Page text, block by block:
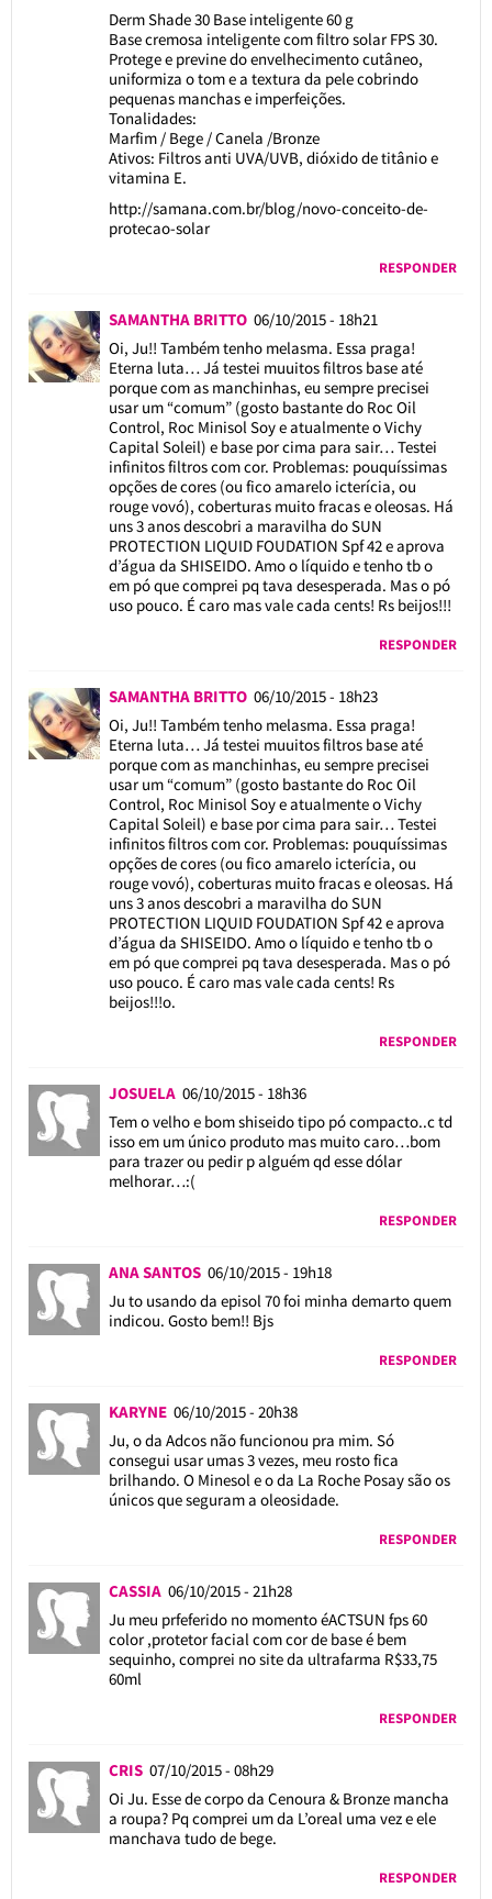
Derm Shade 30 Base inteligente 60 g
Base cremosa inteligente com filtro solar FPS 30.
Protege e previne do envelhecimento cutâneo,
uniformiza o tom e a textura da pele cobrindo
pequenas manchas e imperfeições.
Tonalidades:
Marfim / Bege / Canela /Bronze
Ativos: Filtros anti UVA/UVB, dióxido de titânio e
vitamina E.
http://samana.com.br/blog/novo-conceito-de-
protecao-solar
RESPONDER
SAMANTHA BRITTO 06/10/2015 - 18h21
Oi, Ju!! Também tenho melasma. Essa praga!
Eterna luta… Já testei muuitos filtros base até
porque com as manchinhas, eu sempre precisei
usar um “comum” (gosto bastante do Roc Oil
Control, Roc Minisol Soy e atualmente o Vichy
Capital Soleil) e base por cima para sair… Testei
infinitos filtros com cor. Problemas: pouquíssimas
opções de cores (ou fico amarelo icterícia, ou
rouge vovó), coberturas muito fracas e oleosas. Há
uns 3 anos descobri a maravilha do SUN
PROTECTION LIQUID FOUDATION Spf 42 e aprova
d’água da SHISEIDO. Amo o líquido e tenho tb o
em pó que comprei pq tava desesperada. Mas o pó
uso pouco. É caro mas vale cada cents! Rs beijos!!!
RESPONDER
SAMANTHA BRITTO 06/10/2015 - 18h23
Oi, Ju!! Também tenho melasma. Essa praga!
Eterna luta… Já testei muuitos filtros base até
porque com as manchinhas, eu sempre precisei
usar um “comum” (gosto bastante do Roc Oil
Control, Roc Minisol Soy e atualmente o Vichy
Capital Soleil) e base por cima para sair… Testei
infinitos filtros com cor. Problemas: pouquíssimas
opções de cores (ou fico amarelo icterícia, ou
rouge vovó), coberturas muito fracas e oleosas. Há
uns 3 anos descobri a maravilha do SUN
PROTECTION LIQUID FOUDATION Spf 42 e aprova
d’água da SHISEIDO. Amo o líquido e tenho tb o
em pó que comprei pq tava desesperada. Mas o pó
uso pouco. É caro mas vale cada cents! Rs
beijos!!!o.
RESPONDER
JOSUELA 06/10/2015 - 18h36
Tem o velho e bom shiseido tipo pó compacto..c td
isso em um único produto mas muito caro…bom
para trazer ou pedir p alguém qd esse dólar
melhorar…:(
RESPONDER
ANA SANTOS 06/10/2015 - 19h18
Ju to usando da episol 70 foi minha demarto quem
indicou. Gosto bem!! Bjs
RESPONDER
KARYNE 06/10/2015 - 20h38
Ju, o da Adcos não funcionou pra mim. Só
consegui usar umas 3 vezes, meu rosto fica
brilhando. O Minesol e o da La Roche Posay são os
únicos que seguram a oleosidade.
RESPONDER
CASSIA 06/10/2015 - 21h28
Ju meu prfeferido no momento éACTSUN fps 60
color ,protetor facial com cor de base é bem
sequinho, comprei no site da ultrafarma R$33,75
60ml
RESPONDER
CRIS 07/10/2015 - 08h29
Oi Ju. Esse de corpo da Cenoura & Bronze mancha
a roupa? Pq comprei um da L’oreal uma vez e ele
manchava tudo de bege.
RESPONDER